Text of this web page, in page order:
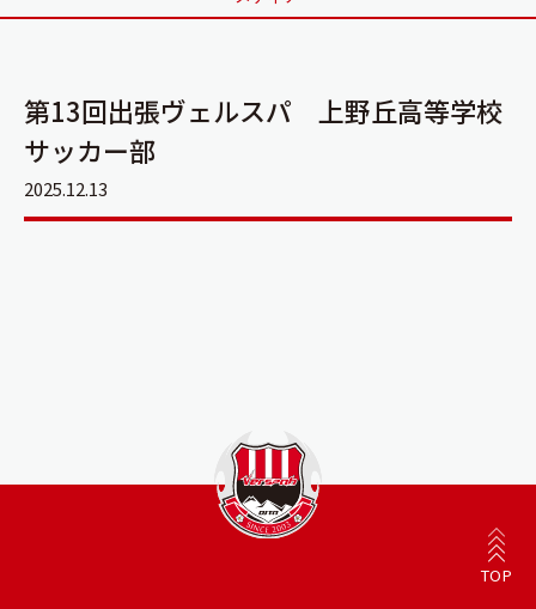
第13回出張ヴェルスパ 上野丘高等学校
サッカー部
2025.12.13
TOP